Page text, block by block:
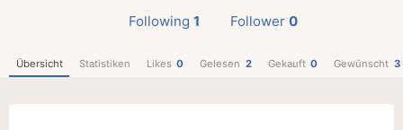
Following 1 Follower 0
Übersicht Statistiken Likes 0 Gelesen 2 Gekauft 0 Gewünscht 3